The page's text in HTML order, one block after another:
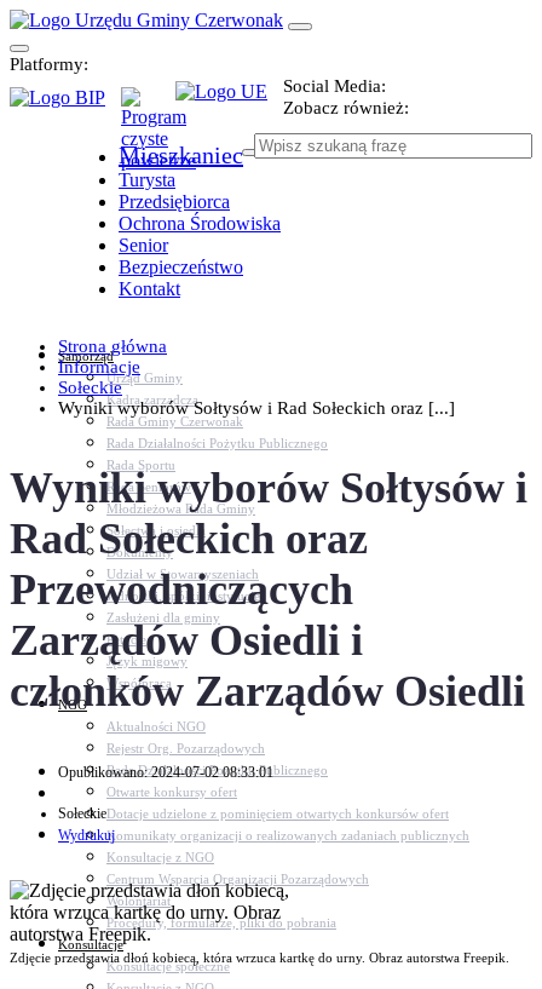
Platformy:
Social Media:
Zobacz również:
Mieszkaniec
Turysta
Przedsiębiorca
Ochrona Środowiska
Senior
Bezpieczeństwo
Kontakt
Samorząd
Urząd Gminy
Kadra zarządcza
Rada Gminy Czerwonak
Rada Działalności Pożytku Publicznego
Rada Sportu
Rada Seniorów
Młodzieżowa Rada Gminy
Sołectwa i osiedla
Dokumenty
Udział w Stowarzyszeniach
Jednostki, spółki, instytucje
Zasłużeni dla gminy
Petycje
Język migowy
Współpraca
NGO
Aktualności NGO
Rejestr Org. Pozarządowych
Rada Działalności Pożytku Publicznego
Otwarte konkursy ofert
Dotacje udzielone z pominięciem otwartych konkursów ofert
Komunikaty organizacji o realizowanych zadaniach publicznych
Konsultacje z NGO
Centrum Wsparcia Organizacji Pozarządowych
Wolontariat
Procedury, formularze, pliki do pobrania
Konsultacje
Konsultacje społeczne
Strona główna
Informacje
Sołeckie
Wyniki wyborów Sołtysów i Rad Sołeckich oraz [...]
Wyniki wyborów Sołtysów i
Rad Sołeckich oraz
Przewodniczących
Zarządów Osiedli i
członków Zarządów Osiedli
Opublikowano: 2024-07-02 08:33:01
Sołeckie
Wydrukuj
Zdjęcie przedstawia dłoń kobiecą, która wrzuca kartkę do urny. Obraz autorstwa Freepik.